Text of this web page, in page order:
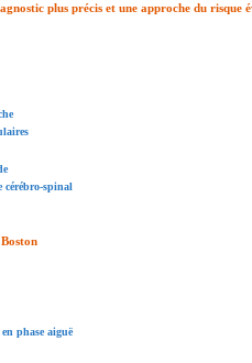
plus précis et une approche du risque
cérébro-spinal
phase aiguë